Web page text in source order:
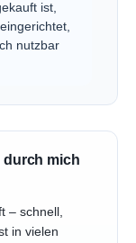
ist,
nutzbar
durch mich
– schnell,
in vielen